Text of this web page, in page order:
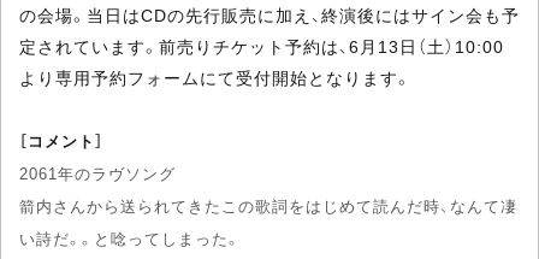
の会場。当日はCDの先行販売に加え、終演後にはサイン会も予
定されています。前売りチケット予約は、6月13日（土）10:00
より専用予約フォームにて受付開始となります。
［コメント］
2061年のラヴソング
箭内さんから送られてきたこの歌詞をはじめて読んだ時、なんて凄
い詩だ。。と唸ってしまった。